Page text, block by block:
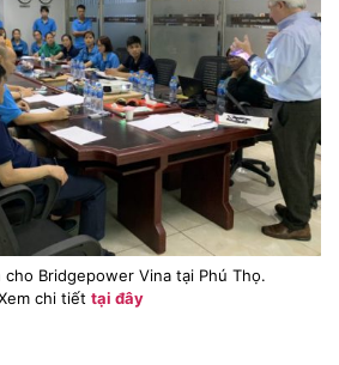
cho Bridgepower Vina tại Phú Thọ.
chi tiết tại đây